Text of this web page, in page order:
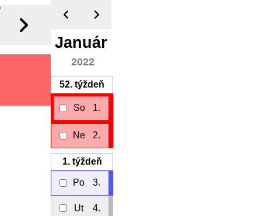
Január
2022
52. týždeň
So 1.
Ne 2.
1.týždeň
Po 3.
Ut 4.